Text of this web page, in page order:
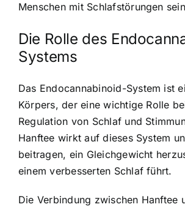
Menschen mit Schlafstörungen
Die Rolle des
Systems
Das Endocannabinoid-System ist
Körpers, der eine wichtige Rolle
Regulation von Schlaf und
Hanftee wirkt auf dieses System
beitragen, ein Gleichgewicht
einem verbesserten Schlaf führt.
Die Verbindung zwischen Hanftee